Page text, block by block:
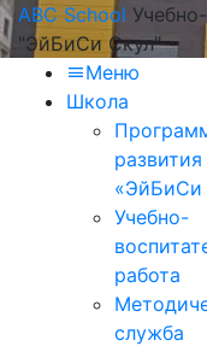
ABC School
"ЭйБиСи Скул"
Меню
Школа
«ЭйБиСи
Учебно-
работа
служба